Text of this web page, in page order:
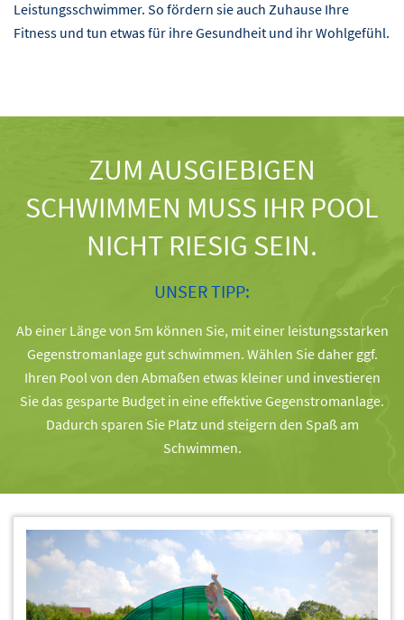
Leistungsschwimmer. So fördern sie auch Zuhause Ihre
Fitness und tun etwas für ihre Gesundheit und ihr Wohlgefühl.
ZUM AUSGIEBIGEN
SCHWIMMEN MUSS IHR POOL
NICHT RIESIG SEIN.
UNSER TIPP:
Ab einer Länge von 5m können Sie, mit einer leistungsstarken
Gegenstromanlage gut schwimmen. Wählen Sie daher ggf.
Ihren Pool von den Abmaßen etwas kleiner und investieren
Sie das gesparte Budget in eine effektive Gegenstromanlage.
Dadurch sparen Sie Platz und steigern den Spaß am
Schwimmen.